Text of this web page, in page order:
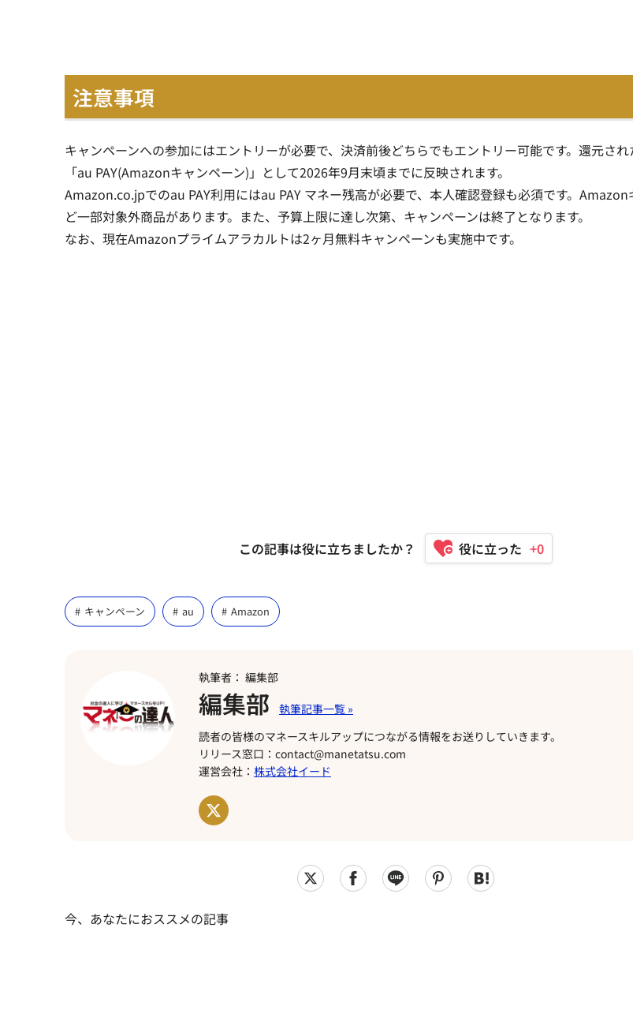
注意事項
キャンペーンへの参加にはエントリーが必要で、決済前後どちらでもエントリー可能です。還元され
「au PAY(Amazonキャンペーン)」として2026年9月末頃までに反映されます。
Amazon.co.jpでのau PAY利用にはau PAY マネー残高が必要で、本人確認登録も必須です。Amazon
ど一部対象外商品があります。また、予算上限に達し次第、キャンペーンは終了となります。
なお、現在Amazonプライムアラカルトは2ヶ月無料キャンペーンも実施中です。
この記事は役に立ちましたか？ +0
キャンペーン au Amazon
執筆者： 編集部
編集部
読者の皆様のマネースキルアップにつながる情報をお送りしていきます。
リリース窓口：contact@manetatsu.com
運営会社： 株式会社イード
今、あなたにおススメの記事